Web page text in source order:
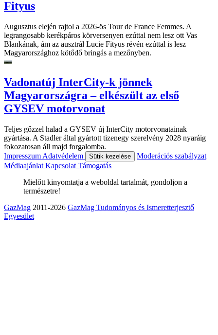
Fityus
Augusztus elején rajtol a 2026-ös Tour de France Femmes. A
legrangosabb kerékpáros körversenyen ezúttal nem lesz ott Vas
Blankának, ám az ausztrál Lucie Fityus révén ezúttal is lesz
Magyarországhoz kötődő bringás a mezőnyben.
Vadonatúj InterCity-k jönnek
Magyarországra – elkészült az első
GYSEV motorvonat
Teljes gőzzel halad a GYSEV új InterCity motorvonatainak
gyártása. A Stadler által gyártott tizenegy szerelvény 2028 nyaráig
fokozatosan áll majd forgalomba.
Impresszum Adatvédelem Sütik kezelése
Moderációs szabályzat
Médiaajánlat Kapcsolat Támogatás
Mielőtt kinyomtatja a weboldal tartalmát, gondoljon a
természetre!
GazMag 2011-2026 GazMag Tudományos és Ismeretterjesztő
Egyesület